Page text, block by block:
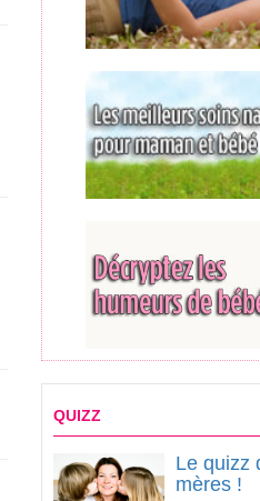
QUIZZ
Le quizz
mères !